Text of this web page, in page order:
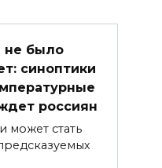
не было
синоптики
россиян
может стать